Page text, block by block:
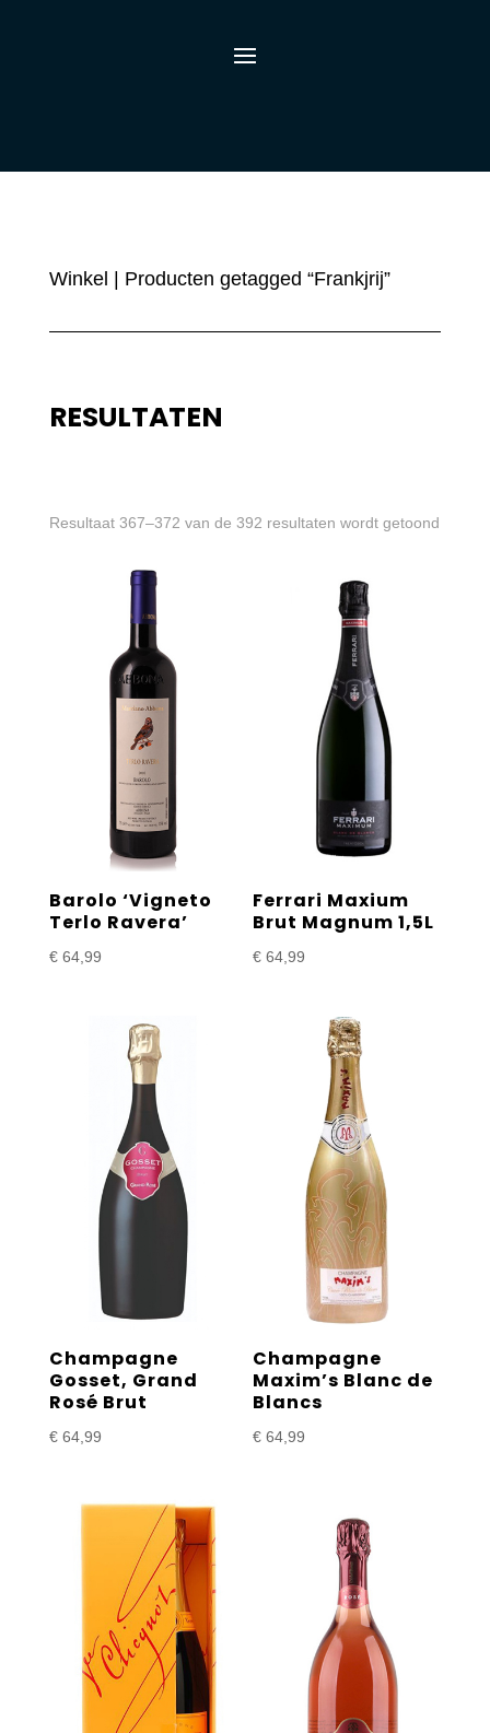
Winkel | Producten getagged “Frankjrij”
RESULTATEN
Resultaat 367–372 van de 392 resultaten wordt getoond
Barolo ‘Vigneto
Terlo Ravera’
€64,99
Ferrari Maxium
Brut Magnum 1,5L
€ 64,99
Champagne
Gosset, Grand
Rosé Brut
€64,99
Champagne
Maxim’s Blanc de
Blancs
€ 64,99